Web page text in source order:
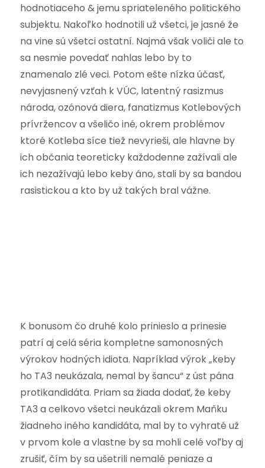
hodnotiaceho & jemu spriateleného politického
subjektu. Nakoľko hodnotili už všetci, je jasné že
na vine sú všetci ostatní. Najmä však voliči ale to
sa nesmie povedať nahlas lebo by to
znamenalo zlé veci. Potom ešte nízka účasť,
nevyjasnený vzťah k VÚC, latentný rasizmus
národa, ozónová diera, fanatizmus Kotlebových
prívržencov a všeličo iné, okrem problémov
ktoré Kotleba síce tiež nevyrieši, ale hlavne by
ich občania teoreticky každodenne zažívali ale
ich nezažívajú lebo keby áno, stali by sa bandou
rasistickou a kto by už takých bral vážne.
K bonusom čo druhé kolo prinieslo a prinesie
patrí aj celá séria kompletne samonosných
výrokov hodných idiota. Napríklad výrok „keby
ho TA3 neukázala, nemal by šancu“ z úst pána
protikandidáta. Priam sa žiada dodať, že keby
TA3 a celkovo všetci neukázali okrem Maňku
žiadneho iného kandidáta, mal by to vyhraté už
v prvom kole a vlastne by sa mohli celé voľby aj
zrušiť, čím by sa ušetrili nemalé peniaze a